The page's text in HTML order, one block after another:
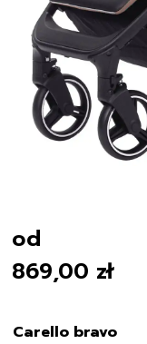
od
869,00 zł
Carello bravo